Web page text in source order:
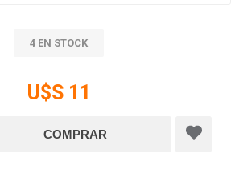
4 EN STOCK
U$S 11